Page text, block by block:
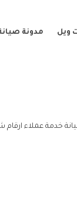
ويل مدونة
خدمة عملاء